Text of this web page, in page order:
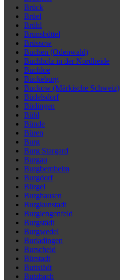
Brück
Brüel
Brühl
Brunsbüttel
Brüssow
Buchen (Odenwald)
Buchholz in der Nordheide
Buchloe
Bückeburg
Buckow (Märkische Schweiz)
Büdelsdorf
Büdingen
Bühl
Bünde
Büren
Burg
Burg Stargard
Burgau
Burgbernheim
Burgdorf
Bürgel
Burghausen
Burgkunstadt
Burglengenfeld
Burgstädt
Burgwedel
Burladingen
Burscheid
Bürstadt
Buttstädt
Butzbach